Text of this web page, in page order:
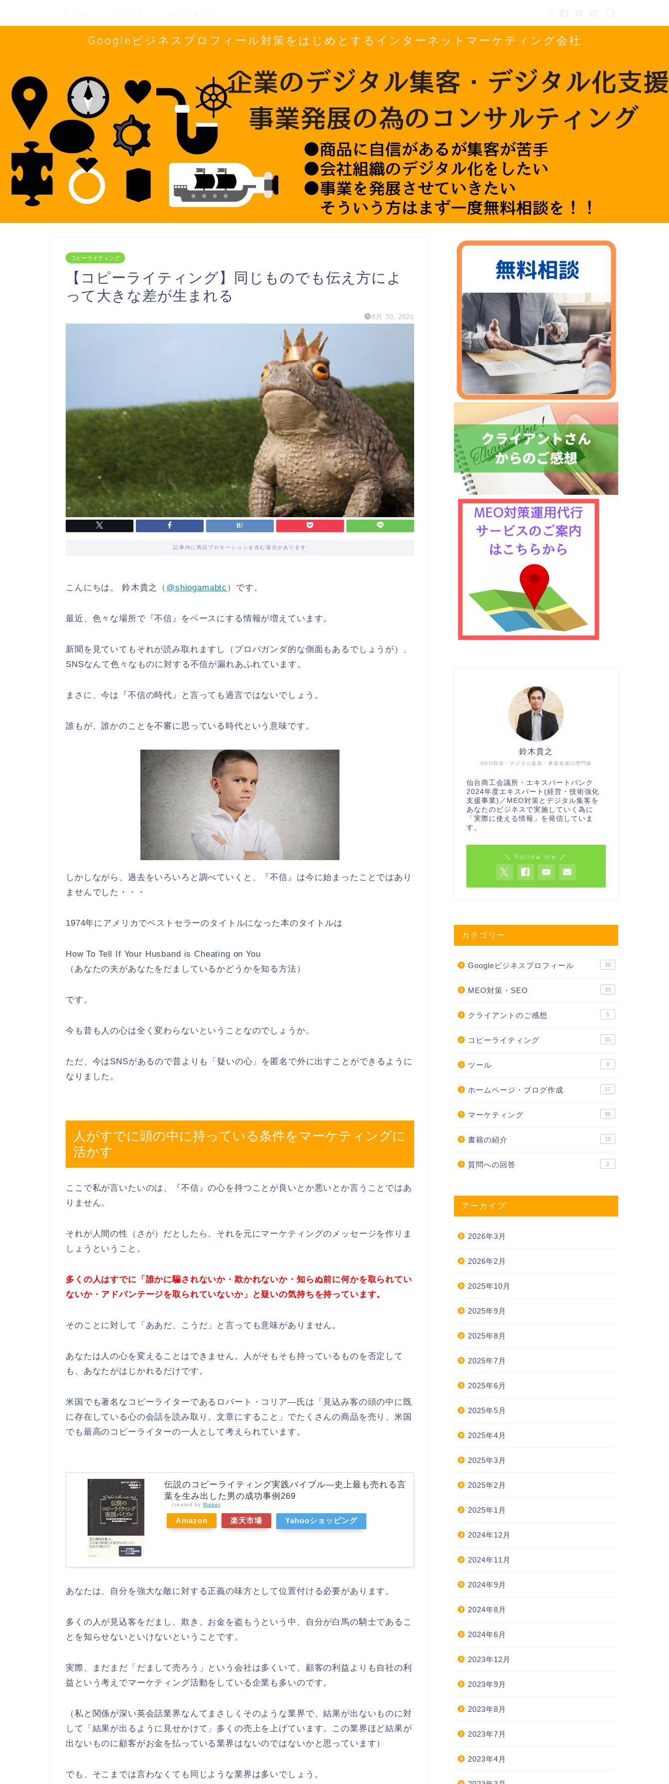
Googleビジネスプロフィール対策をはじめとするインターネットマーケティング会社
コピーライティング
【コピーライティング】同じものでも伝え方によ
って大きな差が生まれる
8月 30, 2021
記事内に商品プロモーションを含む場合があります
こんにちは。 鈴木貴之（ @shiogamabtc ）です。
最近、色々な場所で『不信』をベースにする情報が増えています。
新聞を見ていてもそれが読み取れますし（プロパガンダ的な側面もあるでしょうが）、
SNSなんて色々なものに対する不信が漏れあふれています。
まさに、今は『不信の時代』と言っても過言ではないでしょう。
誰もが、誰かのことを不審に思っている時代という意味です。
しかしながら、過去をいろいろと調べていくと、『不信』は今に始まったことではあり
ませんでした・・・
1974年にアメリカでベストセラーのタイトルになった本のタイトルは
How To Tell If Your Husband is Cheating on You
（あなたの夫があなたをだましているかどうかを知る方法）
です。
今も昔も人の心は全く変わらないということなのでしょうか。
ただ、今はSNSがあるので昔よりも「疑いの心」を匿名で外に出すことができるように
なりました。
人がすでに頭の中に持っている条件をマーケティングに
活かす
ここで私が言いたいのは、『不信』の心を持つことが良いとか悪いとか言うことではあ
りません。
それが人間の性（さが）だとしたら、それを元にマーケティングのメッセージを作りま
しょうということ。
多くの人はすでに「誰かに騙されないか・欺かれないか・知らぬ前に何かを取られてい
ないか・アドバンテージを取られていないか」と疑いの気持ちを持っています。
そのことに対して「ああだ、こうだ」と言っても意味がありません。
あなたは人の心を変えることはできません。人がそもそも持っているものを否定して
も、あなたがはじかれるだけです。
米国でも著名なコピーライターであるロバート・コリア―氏は「見込み客の頭の中に既
に存在している心の会話を読み取り、文章にすること」でたくさんの商品を売り、米国
でも最高のコピーライターの一人として考えられています。
伝説のコピーライティング実践バイブル―史上最も売れる言
葉を生み出した男の成功事例269
created by Rinker
Amazon 楽天市場 Yahooショッピング
あなたは、自分を強大な敵に対する正義の味方として位置付ける必要があります。
多くの人が見込客をだまし、欺き、お金を盗もうという中、自分が白馬の騎士であるこ
とを知らせないといけないということです。
実際、まだまだ「だまして売ろう」という会社は多くいて、顧客の利益よりも自社の利
益という考えでマーケティング活動をしている企業も多いのです。
（私と関係が深い英会話業界なんてまさしくそのような業界で、結果が出ないものに対
して「結果が出るように見せかけて」多くの売上を上げています。この業界ほど結果が
出ないものに顧客がお金を払っている業界はないのではないかと思っています）
でも、そこまでは言わなくても同じような業界は多いでしょう。
MEO対策・デジタル集客・事業発展の専門家
鈴木貴之
仙台商工会議所・エキスパートバンク
2024年度エキスパート(経営・技術強化
支援事業)／MEO対策とデジタル集客を
あなたのビジネスで実施していく為に
「実際に使える情報」を発信していま
す。
＼ Follow me ／
カテゴリー
Googleビジネスプロフィール 38
MEO対策・SEO 33
クライアントのご感想 5
コピーライティング 31
ツール 8
ホームページ・ブログ作成 17
マーケティング 96
書籍の紹介 10
質問への回答 2
アーカイブ
2026年3月
2026年2月
2025年10月
2025年9月
2025年8月
2025年7月
2025年6月
2025年5月
2025年4月
2025年3月
2025年2月
2025年1月
2024年12月
2024年11月
2024年9月
2024年8月
2024年6月
2023年12月
2023年9月
2023年8月
2023年7月
2023年4月